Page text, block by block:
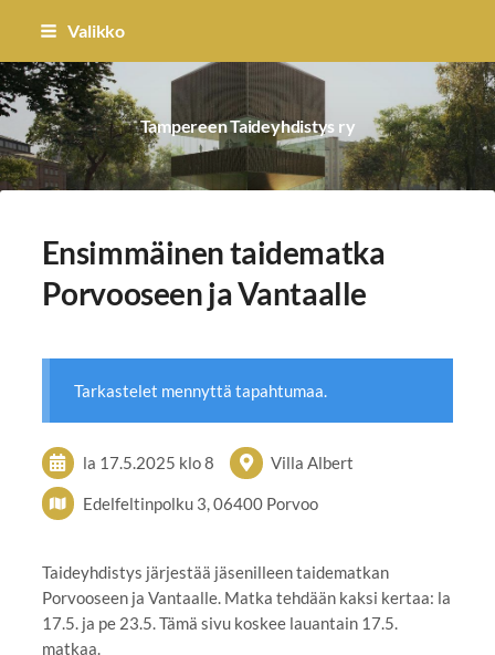
Siirry
sisältöön
Valikko
Tampereen Taideyhdistys ry
Ensimmäinen taidematka
Porvooseen ja Vantaalle
Tarkastelet mennyttä tapahtumaa.
la 17.5.2025 klo 8 Villa Albert
Edelfeltinpolku 3, 06400 Porvoo
Taideyhdistys järjestää jäsenilleen taidematkan
Porvooseen ja Vantaalle. Matka tehdään kaksi kertaa: la
17.5. ja pe 23.5. Tämä sivu koskee lauantain 17.5.
matkaa.